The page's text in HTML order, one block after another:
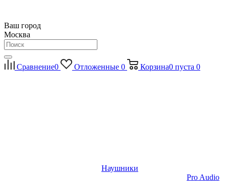
Ваш город
Москва
Сравнение0 Отложенные 0 Корзина0 пуста 0
Наушники
Pro Audio